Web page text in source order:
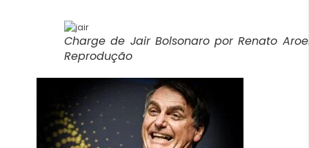
Charge de Jair Bolsonaro por Renato
Reprodução